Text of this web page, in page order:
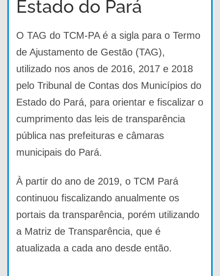
Estado do Pará
O TAG do TCM-PA é a sigla para o Termo
de Ajustamento de Gestão (TAG),
utilizado nos anos de 2016, 2017 e 2018
pelo Tribunal de Contas dos Municípios do
Estado do Pará, para orientar e fiscalizar o
cumprimento das leis de transparência
pública nas prefeituras e câmaras
municipais do Pará.
À partir do ano de 2019, o TCM Pará
continuou fiscalizando anualmente os
portais da transparência, porém utilizando
a Matriz de Transparência, que é
atualizada a cada ano desde então.